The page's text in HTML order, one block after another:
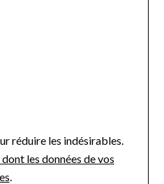
réduire les indésirables.
les données de vos